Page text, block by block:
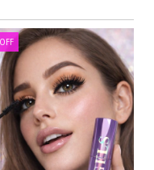
OFF